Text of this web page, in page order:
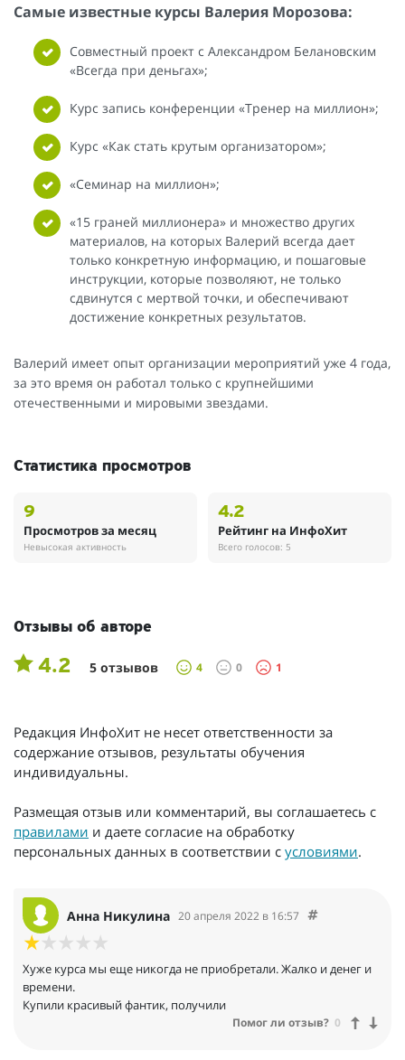
Самые известные курсы Валерия Морозова:
Совместный проект с Александром Белановским
«Всегда при деньгах»;
Курс запись конференции «Тренер на миллион»;
Курс «Как стать крутым организатором»;
«Семинар на миллион»;
«15 граней миллионера» и множество других
материалов, на которых Валерий всегда дает
только конкретную информацию, и пошаговые
инструкции, которые позволяют, не только
сдвинутся с мертвой точки, и обеспечивают
достижение конкретных результатов.
Валерий имеет опыт организации мероприятий уже 4 года,
за это время он работал только с крупнейшими
отечественными и мировыми звездами.
Статистика просмотров
9
Просмотров за месяц
Невысокая активность
4.2
Рейтинг на ИнфоХит
Всего голосов: 5
Отзывы об авторе
4.2 5 отзывов 4 0 1
Редакция ИнфоХит не несет ответственности за
содержание отзывов, результаты обучения
индивидуальны.
Размещая отзыв или комментарий, вы соглашаетесь с
правилами и даете согласие на обработку
персональных данных в соответствии с условиями.
Анна Никулина 20 апреля 2022 в 16:57
Хуже курса мы еще никогда не приобретали. Жалко и денег и
времени.
Купили красивый фантик, получили
Помог ли отзыв? 0